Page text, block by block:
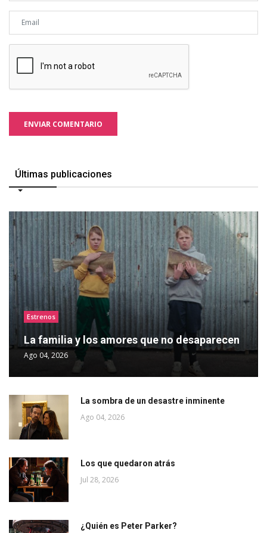
ENVIAR COMENTARIO
Últimas publicaciones
Estrenos
La familia y los amores que no desaparecen
Ago 04, 2026
La sombra de un desastre inminente
Ago 04, 2026
Los que quedaron atrás
Jul 28, 2026
¿Quién es Peter Parker?